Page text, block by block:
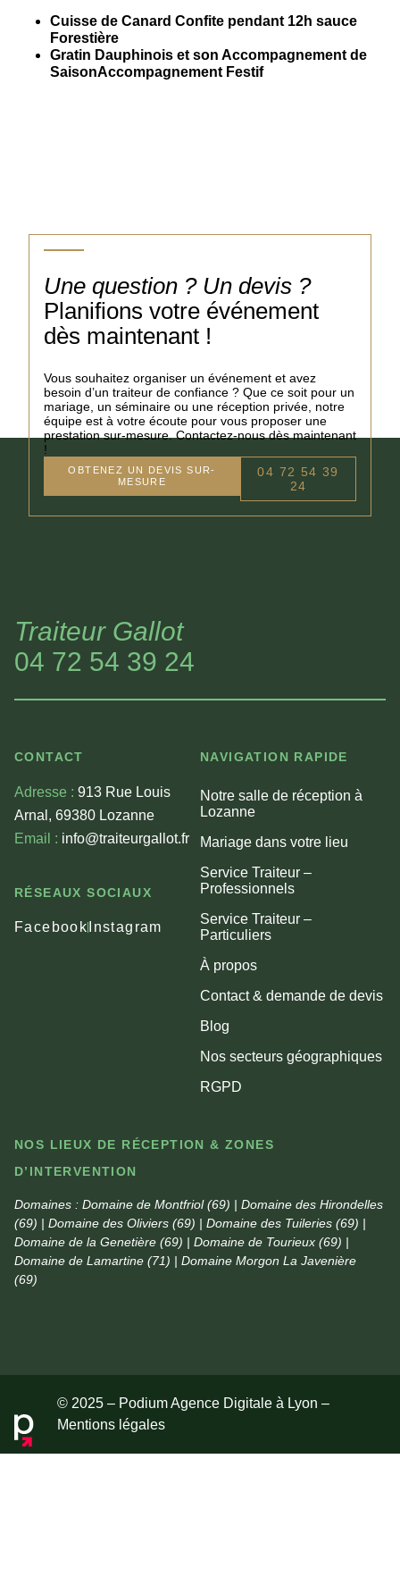
Cuisse de Canard Confite pendant 12h sauce
Forestière
Gratin Dauphinois et son Accompagnement de
SaisonAccompagnement Festif
Une question ? Un devis ?
Planifions votre événement
dès maintenant !
Vous souhaitez organiser un événement et avez
besoin d’un traiteur de confiance ? Que ce soit pour un
mariage, un séminaire ou une réception privée, notre
équipe est à votre écoute pour vous proposer une
prestation sur-mesure. Contactez-nous dès maintenant
!
OBTENEZ UN DEVIS SUR-
MESURE
04 72 54 39
24
Traiteur Gallot
04 72 54 39 24
CONTACT
Adresse : 913 Rue Louis
Arnal, 69380 Lozanne
Email : info@traiteurgallot.fr
RÉSEAUX SOCIAUX
Facebook Instagram
NAVIGATION RAPIDE
Notre salle de réception à
Lozanne
Mariage dans votre lieu
Service Traiteur –
Professionnels
Service Traiteur –
Particuliers
À propos
Contact & demande de devis
Blog
Nos secteurs géographiques
RGPD
NOS LIEUX DE RÉCEPTION & ZONES
D’INTERVENTION
Domaines : Domaine de Montfriol (69) | Domaine des Hirondelles
(69) | Domaine des Oliviers (69) | Domaine des Tuileries (69) |
Domaine de la Genetière (69) | Domaine de Tourieux (69) |
Domaine de Lamartine (71) | Domaine Morgon La Javenière
(69)
© 2025 – Podium Agence Digitale à Lyon –
Mentions légales